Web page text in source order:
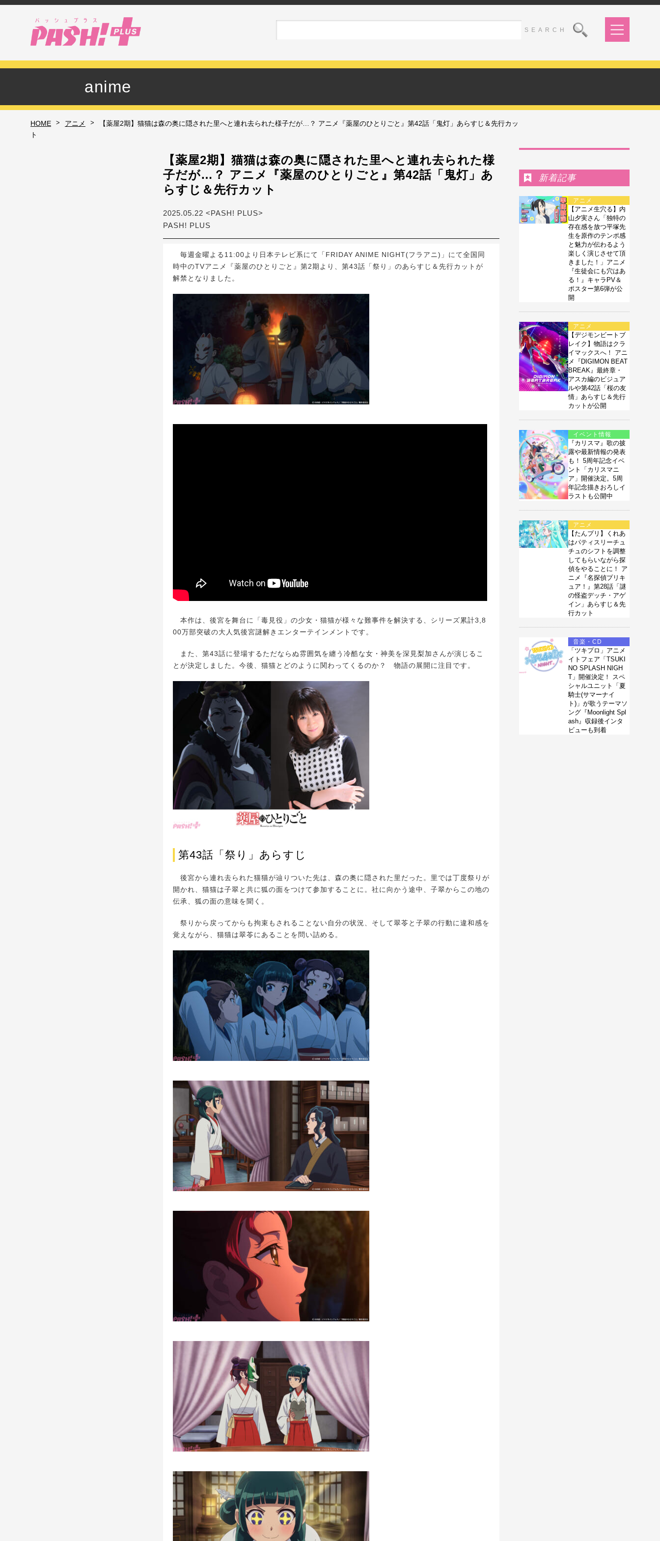
anime
HOME > アニメ >
【薬屋2期】猫猫は森の奥に隠された里へと連れ去られた様子だが…？ アニメ『薬屋のひとりごと』第42話「鬼灯」あらすじ＆先行カッ
ト
【薬屋2期】猫猫は森の奥に隠された里へと連れ去られた様
子だが…？ アニメ『薬屋のひとりごと』第42話「鬼灯」あ
らすじ＆先行カット
2025.05.22 <PASH! PLUS>
PASH! PLUS
毎週金曜よる11:00より日本テレビ系にて「FRIDAY ANIME NIGHT(フラアニ)」にて全国同
時中のTVアニメ『薬屋のひとりごと』第2期より、第43話「祭り」のあらすじ＆先行カットが
解禁となりました。
本作は、後宮を舞台に「毒見役」の少女・猫猫が様々な難事件を解決する、シリーズ累計3,8
00万部突破の大人気後宮謎解きエンターテインメントです。
また、第43話に登場するただならぬ雰囲気を纏う冷酷な女・神美を深見梨加さんが演じるこ
とが決定しました。今後、猫猫とどのように関わってくるのか？ 物語の展開に注目です。
第43話「祭り」あらすじ
後宮から連れ去られた猫猫が辿りついた先は、森の奥に隠された里だった。里では丁度祭りが
開かれ、猫猫は子翠と共に狐の面をつけて参加することに。社に向かう途中、子翠からこの地の
伝承、狐の面の意味を聞く。
祭りから戻ってからも拘束もされることない自分の状況、そして翠苓と子翠の行動に違和感を
覚えながら、猫猫は翠苓にあることを問い詰める。
新着記事
アニメ
【アニメ生穴る】内
山夕実さん「独特の
存在感を放つ平塚先
生を原作のテンポ感
と魅力が伝わるよう
楽しく演じさせて頂
きました！」アニメ
『生徒会にも穴はあ
る！』キャラPV＆
ポスター第6弾が公
開
アニメ
【デジモンビートブ
レイク】物語はクラ
イマックスへ！ アニ
メ『DIGIMON BEAT
BREAK』最終章・
アスカ編のビジュア
ルや第42話「桜の友
情」あらすじ＆先行
カットが公開
イベント情報
『カリスマ』歌の披
露や最新情報の発表
も！ 5周年記念イベ
ント「カリスマニ
ア」開催決定。5周
年記念描きおろしイ
ラストも公開中
アニメ
【たんプリ】くれあ
はパティスリーチュ
チュのシフトを調整
してもらいながら探
偵をやることに！ ア
ニメ『名探偵プリキ
ュア！』第28話「謎
の怪盗デッチ・アゲ
イン」あらすじ＆先
行カット
音楽・CD
「ツキプロ」アニメ
イトフェア「TSUKI
NO SPLASH NIGH
T」開催決定！ スペ
シャルユニット「夏
騎士(サマーナイ
ト)」が歌うテーマソ
ング『Moonlight Spl
ash』収録後インタ
ビューも到着